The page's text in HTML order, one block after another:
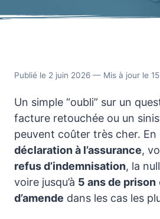
Publié le 2 juin 2026 — Mis à jour le
Un simple “oubli” sur un
facture retouchée ou un
peuvent coûter très cher. En
déclaration à l’assurance,
refus d’indemnisation, la
voire jusqu’à 5 ans de prison
d’amende dans les cas les